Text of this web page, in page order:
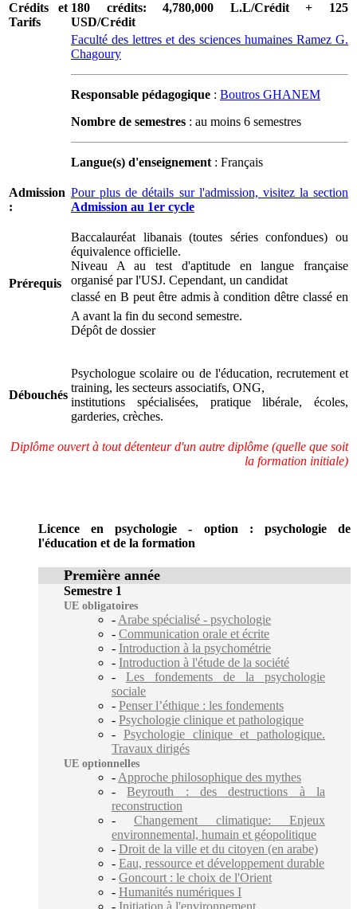
Crédits et
Tarifs
180 crédits: 4,780,000 L.L/Crédit + 125
USD/Crédit
Faculté des lettres et des sciences humaines Ramez G.
Chagoury
Responsable pédagogique : Boutros GHANEM
Nombre de semestres : au moins 6 semestres
Langue(s) d'enseignement: Français
Admission
:
Pour plus de détails sur l'admission, visitez la section
Admission au 1er cycle
Prérequis
Baccalauréat libanais (toutes séries confondues) ou
équivalence officielle.
Niveau A au test d'aptitude en langue française
organisé par l'USJ. Cependant, un candidat
classé en B peut être admis à condition dêtre classé en
A avant la fin du second semestre.
Dépôt de dossier
Débouchés
Psychologue scolaire ou de l'éducation, recrutement et
training, les secteurs associatifs, ONG,
institutions spécialisées, pratique libérale, écoles,
garderies, crèches.
Diplôme ouvert à tout détenteur d'un autre diplôme (quelle que soit
la formation initiale)
Licence en psychologie - option : psychologie de
l'éducation et de la formation
Première année
Semestre 1
UE obligatoires
- Arabe spécialisé - psychologie
- Communication orale et écrite
- Introduction à la psychométrie
- Introduction à l'étude de la société
- Les fondements de la psychologie
sociale
- Penser l’éthique : les fondements
- Psychologie clinique et pathologique
- Psychologie clinique et pathologique.
Travaux dirigés
UE optionnelles
- Approche philosophique des mythes
-Beyrouth : des destructions à la
reconstruction
- Changement climatique: Enjeux
environnemental, humain et géopolitique
- Droit de la ville et du citoyen (en arabe)
- Eau, ressource et développement durable
- Goncourt : le choix de l'Orient
- Humanités numériques I
- Initiation à l'environnement